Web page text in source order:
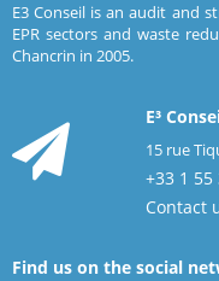
E3 Conseil is an audit and
EPR sectors and waste
Chancrin in 2005.
E³
15 rue
+33 1 55
Contact
Find us on the social